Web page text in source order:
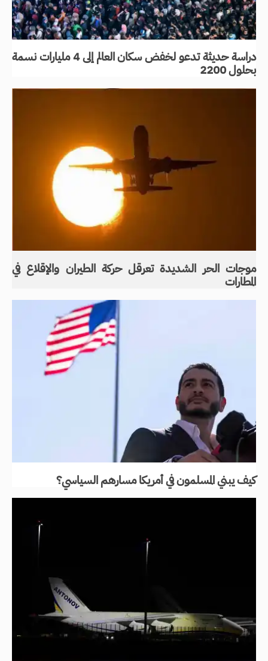
دراسة حديثة تدعو لخفض سكان العالم إلى 4 مليارات نسمة
بحلول 2200
موجات الحر الشديدة تعرقل حركة الطيران والإقلاع في
المطارات
كيف يبني المسلمون في أمريكا مسارهم السياسي؟